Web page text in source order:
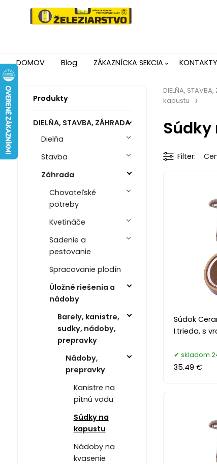
DOMOV Blog ZÁKAZNÍCKA SEKCIA KONTAKTY
Produkty
DIELŇA, STAVBA, ZÁHRADA
Dielňa
Stavba
Záhrada
Chovateľské
potreby
Kvetináče
Sadenie a
pestovanie
Spracovanie plodín
Úložné riešenia a
nádoby
Barely, kanistre,
sudky, nádoby,
prepravky
Nádoby,
prepravky
Kanistre na
pitnú vodu
Súdky na
kapustu
Nádoby na
kvasenie
DIELŇA,
kapustu
Filter
Súdok
I.trieda, s
skladom
35.49 €